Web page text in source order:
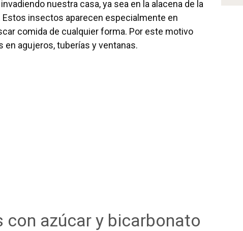
nuestra casa, ya sea en la alacena de la
insectos aparecen especialmente en
comida de cualquier forma. Por este motivo
en agujeros, tuberías y ventanas.
con azúcar y bicarbonato